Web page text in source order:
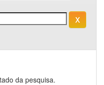
da pesquisa.